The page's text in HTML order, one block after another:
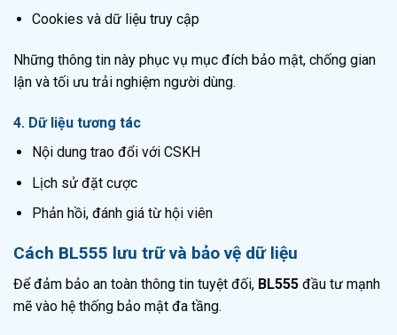
Cookies và dữ liệu truy cập
Những thông tin này phục vụ mục đích bảo mật, chống gian
lận và tối ưu trải nghiệm người dùng.
4. Dữ liệu tương tác
Nội dung trao đổi với CSKH
Lịch sử đặt cược
Phản hồi, đánh giá từ hội viên
Cách BL555 lưu trữ và bảo vệ dữ liệu
Để đảm bảo an toàn thông tin tuyệt đối, BL555 đầu tư mạnh
mẽ vào hệ thống bảo mật đa tầng.